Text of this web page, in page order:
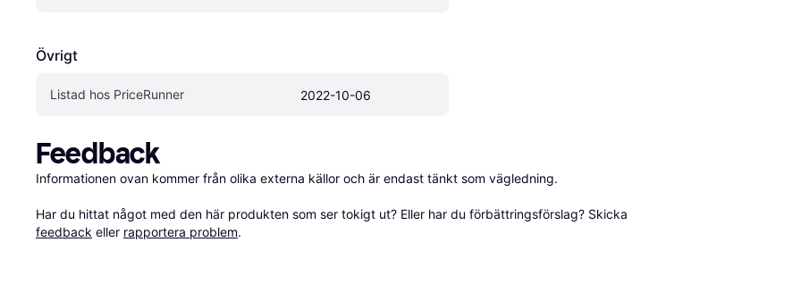
Övrigt
Listad hos PriceRunner 2022-10-06
Feedback
Informationen ovan kommer från olika externa källor och är endast tänkt som vägledning.
Har du hittat något med den här produkten som ser tokigt ut? Eller har du förbättringsförslag? Skicka
feedback eller rapportera problem.